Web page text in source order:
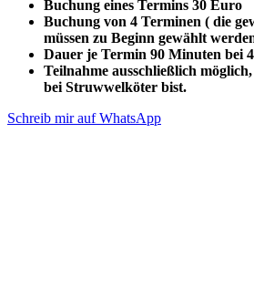
Buchung eines Termins 30 Euro
Buchung von 4 Terminen ( die
müssen zu Beginn gewählt
Dauer je Termin 90 Minuten bei
Teilnahme ausschließlich
bei Struwwelköter bist.
Schreib mir auf WhatsApp